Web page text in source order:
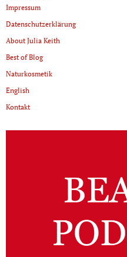
Impressum
Datenschutzerklärung
About Julia Keith
Best of Blog
Naturkosmetik
English
Kontakt